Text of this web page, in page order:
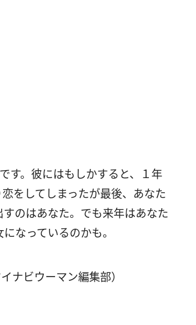
す。彼にはもしかすると、１年
をしてしまったが最後、あなた
のはあなた。でも来年はあなた
なっているのかも。
ナビウーマン編集部）